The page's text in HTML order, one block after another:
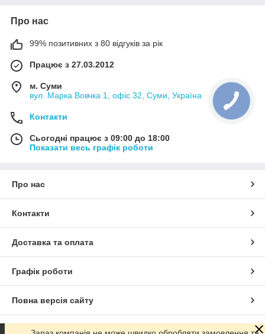
Про нас
99% позитивних з 80 відгуків за рік
Працює з 27.03.2012
м. Суми
вул. Марка Вовчка 1, офіс 32, Суми, Україна
Контакти
Сьогодні працює з 09:00 до 18:00
Показати весь графік роботи
Про нас
Контакти
Доставка та оплата
Графік роботи
Повна версія сайту
Сайт створено на маркетплейсі Prom.ua